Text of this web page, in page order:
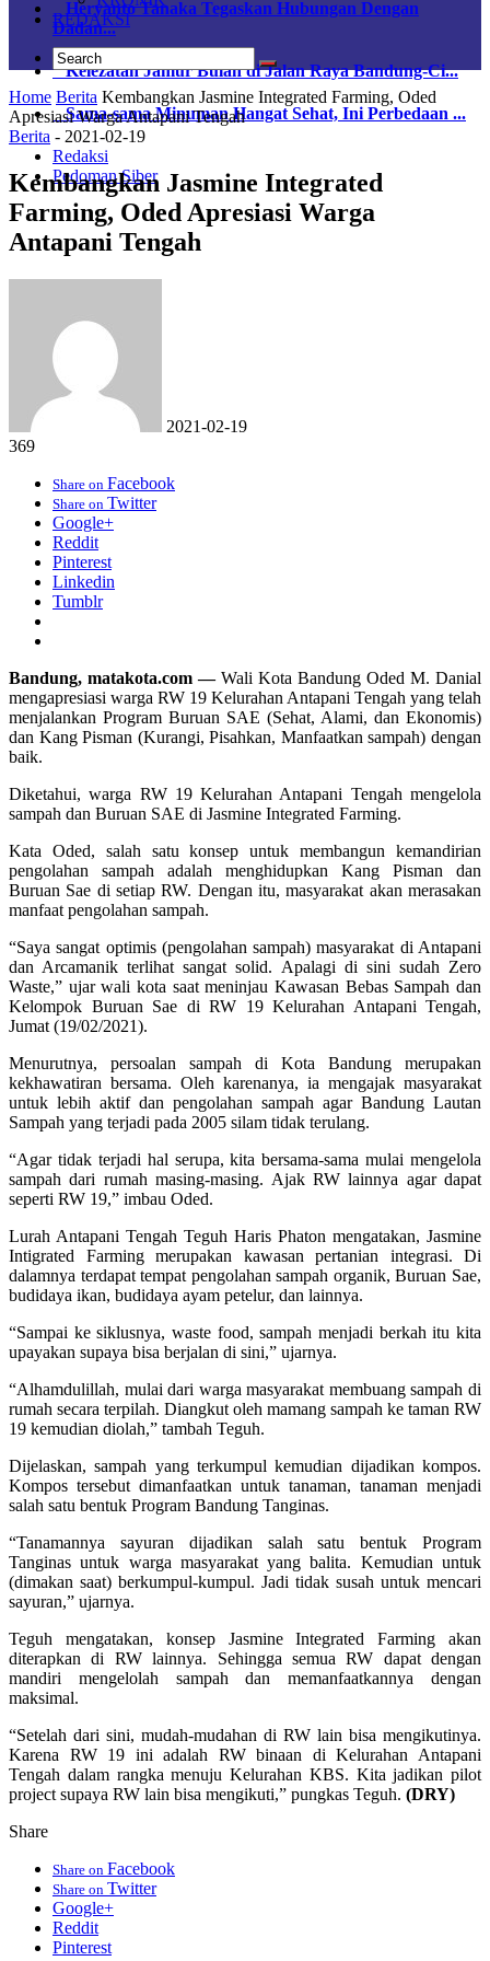
Heryanto Tanaka Tegaskan Hubungan Dengan
Dadan...
Kelezatan Jamur Bulan di Jalan Raya Bandung-Ci...
Sama-sama Minuman Hangat Sehat, Ini Perbedaan ...
Redaksi
Pedoman Siber
REDAKSI
Home Berita Kembangkan Jasmine Integrated Farming, Oded
Apresiasi Warga Antapani Tengah
Berita - 2021-02-19
Kembangkan Jasmine Integrated
Farming, Oded Apresiasi Warga
Antapani Tengah
2021-02-19
369
Share on Facebook
Share on Twitter
Google+
Reddit
Pinterest
Linkedin
Tumblr
Bandung, matakota.com —Wali Kota Bandung Oded M. Danial
mengapresiasi warga RW 19 Kelurahan Antapani Tengah yang telah
menjalankan Program Buruan SAE (Sehat, Alami, dan Ekonomis)
dan Kang Pisman (Kurangi, Pisahkan, Manfaatkan sampah) dengan
baik.
Diketahui, warga RW 19 Kelurahan Antapani Tengah mengelola
sampah dan Buruan SAE di Jasmine Integrated Farming.
Kata Oded, salah satu konsep untuk membangun kemandirian
pengolahan sampah adalah menghidupkan Kang Pisman dan
Buruan Sae di setiap RW. Dengan itu, masyarakat akan merasakan
manfaat pengolahan sampah.
“Saya sangat optimis (pengolahan sampah) masyarakat di Antapani
dan Arcamanik terlihat sangat solid. Apalagi di sini sudah Zero
Waste,” ujar wali kota saat meninjau Kawasan Bebas Sampah dan
Kelompok Buruan Sae di RW 19 Kelurahan Antapani Tengah,
Jumat (19/02/2021).
Menurutnya, persoalan sampah di Kota Bandung merupakan
kekhawatiran bersama. Oleh karenanya, ia mengajak masyarakat
untuk lebih aktif dan pengolahan sampah agar Bandung Lautan
Sampah yang terjadi pada 2005 silam tidak terulang.
“Agar tidak terjadi hal serupa, kita bersama-sama mulai mengelola
sampah dari rumah masing-masing. Ajak RW lainnya agar dapat
seperti RW 19,” imbau Oded.
Lurah Antapani Tengah Teguh Haris Phaton mengatakan, Jasmine
Intigrated Farming merupakan kawasan pertanian integrasi. Di
dalamnya terdapat tempat pengolahan sampah organik, Buruan Sae,
budidaya ikan, budidaya ayam petelur, dan lainnya.
“Sampai ke siklusnya, waste food, sampah menjadi berkah itu kita
upayakan supaya bisa berjalan di sini,” ujarnya.
“Alhamdulillah, mulai dari warga masyarakat membuang sampah di
rumah secara terpilah. Diangkut oleh mamang sampah ke taman RW
19 kemudian diolah,” tambah Teguh.
Dijelaskan, sampah yang terkumpul kemudian dijadikan kompos.
Kompos tersebut dimanfaatkan untuk tanaman, tanaman menjadi
salah satu bentuk Program Bandung Tanginas.
“Tanamannya sayuran dijadikan salah satu bentuk Program
Tanginas untuk warga masyarakat yang balita. Kemudian untuk
(dimakan saat) berkumpul-kumpul. Jadi tidak susah untuk mencari
sayuran,” ujarnya.
Teguh mengatakan, konsep Jasmine Integrated Farming akan
diterapkan di RW lainnya. Sehingga semua RW dapat dengan
mandiri mengelolah sampah dan memanfaatkannya dengan
maksimal.
“Setelah dari sini, mudah-mudahan di RW lain bisa mengikutinya.
Karena RW 19 ini adalah RW binaan di Kelurahan Antapani
Tengah dalam rangka menuju Kelurahan KBS. Kita jadikan pilot
project supaya RW lain bisa mengikuti,” pungkas Teguh. (DRY)
Share
Share on Facebook
Share on Twitter
Google+
Reddit
Pinterest